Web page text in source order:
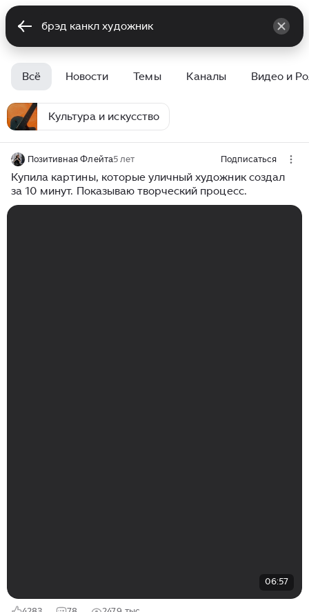
Всё Новости Темы Каналы Видео и
Культура и искусство
Позитивная Флейта5 лет Подписаться
Купила картины, которые уличный художник создал
за 10 минут. Показываю творческий процесс.
06:57